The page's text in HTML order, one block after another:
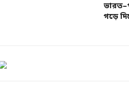
গড়ে